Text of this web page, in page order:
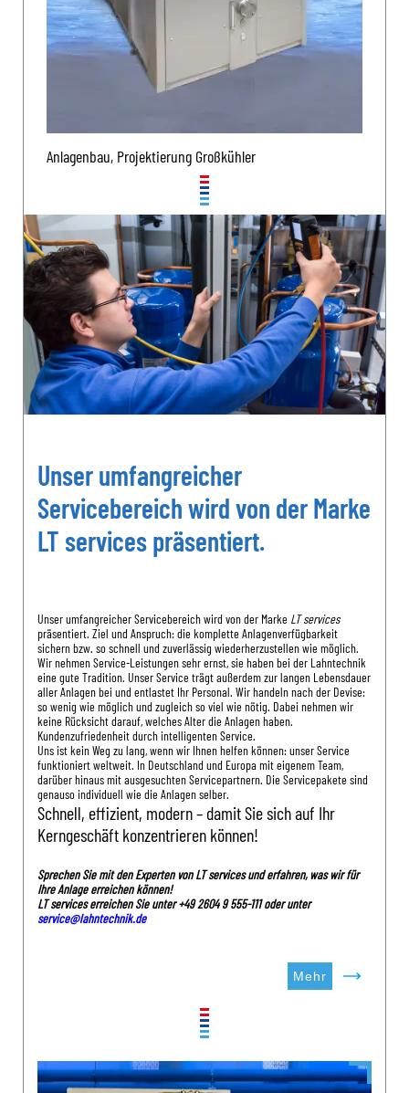
Anlagenbau, Projektierung Großkühler
Unser umfangreicher
Servicebereich wird von der Marke
LT services präsentiert.
Unser umfangreicher Servicebereich wird von der Marke LT services
präsentiert. Ziel und Anspruch: die komplette Anlagenverfügbarkeit
sichern bzw. so schnell und zuverlässig wiederherzustellen wie möglich.
Wir nehmen Service-Leistungen sehr ernst, sie haben bei der Lahntechnik
eine gute Tradition. Unser Service trägt außerdem zur langen Lebensdauer
aller Anlagen bei und entlastet Ihr Personal. Wir handeln nach der Devise:
so wenig wie möglich und zugleich so viel wie nötig. Dabei nehmen wir
keine Rücksicht darauf, welches Alter die Anlagen haben.
Kundenzufriedenheit durch intelligenten Service.
Uns ist kein Weg zu lang, wenn wir Ihnen helfen können: unser Service
funktioniert weltweit. In Deutschland und Europa mit eigenem Team,
darüber hinaus mit ausgesuchten Servicepartnern. Die Servicepakete sind
genauso individuell wie die Anlagen selber.
Schnell, effizient, modern – damit Sie sich auf Ihr
Kerngeschäft konzentrieren können!
Sprechen Sie mit den Experten von LT services und erfahren, was wir für
Ihre Anlage erreichen können!
LT services erreichen Sie unter +49 2604 9 555-111 oder unter
service@lahntechnik.de
Mehr